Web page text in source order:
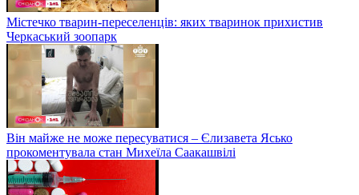
Містечко тварин-переселенців: яких тваринок прихистив
Черкаський зоопарк
Він майже не може пересуватися – Єлизавета Ясько
прокоментувала стан Михеїла Саакашвілі